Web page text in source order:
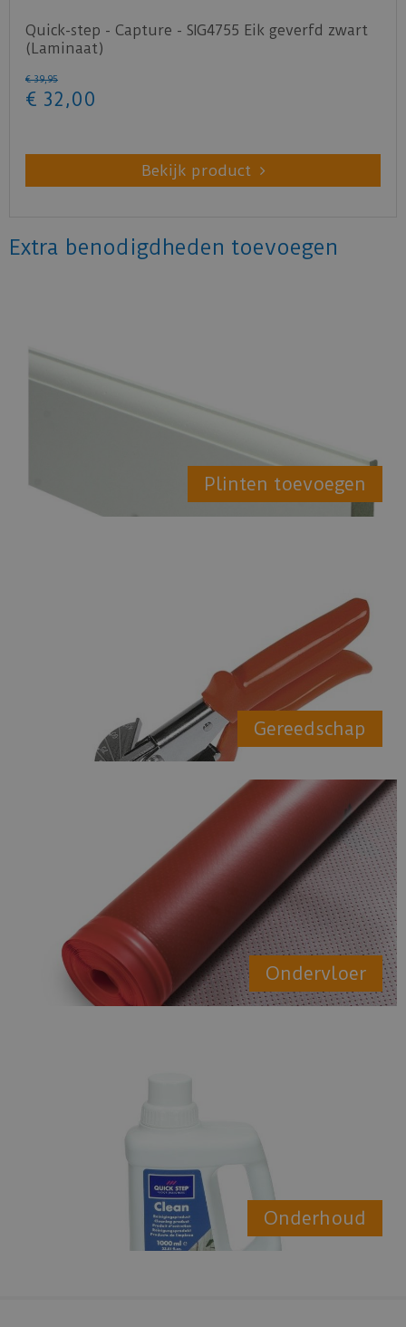
Quick-step - Capture - SIG4755 Eik geverfd zwart
(Laminaat)
€ 39,95
€ 32 ,00
Bekijk product
Extra benodigdheden toevoegen
Plinten toevoegen
Gereedschap
Ondervloer
Onderhoud